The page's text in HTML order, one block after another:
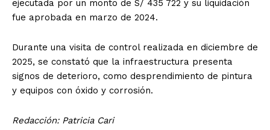
ejecutada por un monto de S/ 435 722 y su liquidación
fue aprobada en marzo de 2024.
Durante una visita de control realizada en diciembre de
2025, se constató que la infraestructura presenta
signos de deterioro, como desprendimiento de pintura
y equipos con óxido y corrosión.
Redacción: Patricia Cari